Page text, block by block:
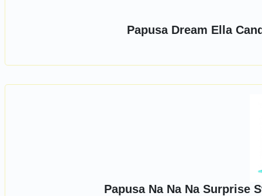
Papusa Dream Ella
Papusa Na Na Na Surprise